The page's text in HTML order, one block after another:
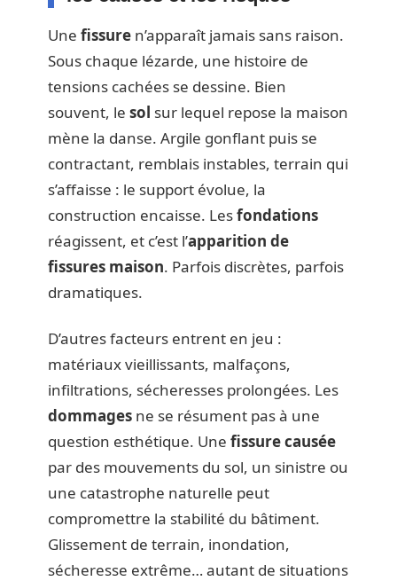
Une fissure n’apparaît jamais sans raison.
Sous chaque lézarde, une histoire de
tensions cachées se dessine. Bien
souvent, le sol sur lequel repose la maison
mène la danse. Argile gonflant puis se
contractant, remblais instables, terrain qui
s’affaisse : le support évolue, la
construction encaisse. Lesfondations
réagissent, et c’est l’apparition de
fissures maison. Parfois discrètes, parfois
dramatiques.
D’autres facteurs entrent en jeu :
matériaux vieillissants, malfaçons,
infiltrations, sécheresses prolongées. Les
dommages ne se résument pas à une
question esthétique. Une fissure causée
par des mouvements du sol, un sinistre ou
une catastrophe naturelle peut
compromettre la stabilité du bâtiment.
Glissement de terrain, inondation,
sécheresse extrême… autant de situations